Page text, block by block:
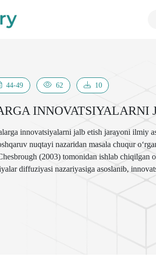
44-49 62 10
INNOVATSIYALARNI
innovatsiyalarni jalb etish jarayoni ilmiy
nuqtayi nazaridan masala chuqur
(2003) tomonidan ishlab chiqilgan
diffuziyasi nazariyasiga asoslanib,